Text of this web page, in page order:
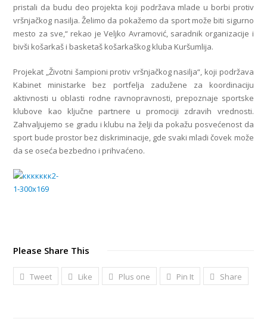
pristali da budu deo projekta koji podržava mlade u borbi protiv
vršnjačkog nasilja. Želimo da pokažemo da sport može biti sigurno
mesto za sve,“ rekao je Veljko Avramović, saradnik organizacije i
bivši košarkaš i basketaš košarkaškog kluba Kuršumlija.
Projekat „Životni šampioni protiv vršnjačkog nasilja“, koji podržava
Kabinet ministarke bez portfelja zadužene za koordinaciju
aktivnosti u oblasti rodne ravnopravnosti, prepoznaje sportske
klubove kao ključne partnere u promociji zdravih vrednosti.
Zahvaljujemo se gradu i klubu na želji da pokažu posvećenost da
sport bude prostor bez diskriminacije, gde svaki mladi čovek može
da se oseća bezbedno i prihvaćeno.
Please Share This
Tweet Like Plus one Pin It Share